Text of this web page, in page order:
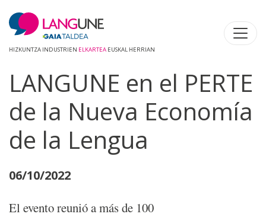
HIZKUNTZA INDUSTRIEN ELKARTEA EUSKAL HERRIAN
LANGUNE en el PERTE
de la Nueva Economía
de la Lengua
06/10/2022
El evento reunió a más de 100